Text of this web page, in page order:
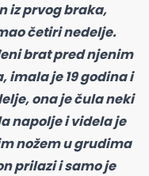
iz prvog braka,
četiri nedelje.
brat pred njenim
imala je 19 godina i
ona je čula neki
napolje i videla je
nožem u grudima
prilazi i samo je